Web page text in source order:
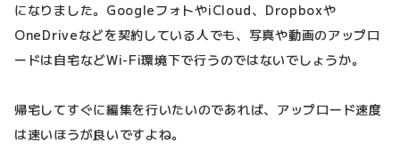
になりました。GoogleフォトやiCloud、Dropboxや
OneDriveなどを契約している人でも、写真や動画のアップロ
ードは自宅などWi-Fi環境下で行うのではないでしょうか。
帰宅してすぐに編集を行いたいのであれば、アップロード速度
は速いほうが良いですよね。